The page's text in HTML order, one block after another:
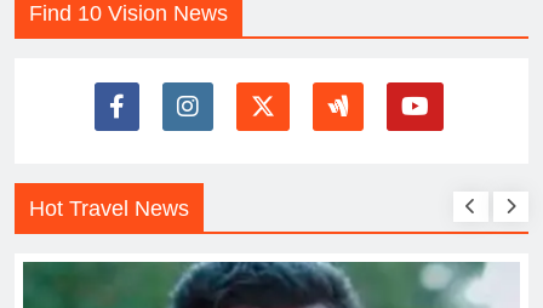
Find 10 Vision News
Hot Travel News